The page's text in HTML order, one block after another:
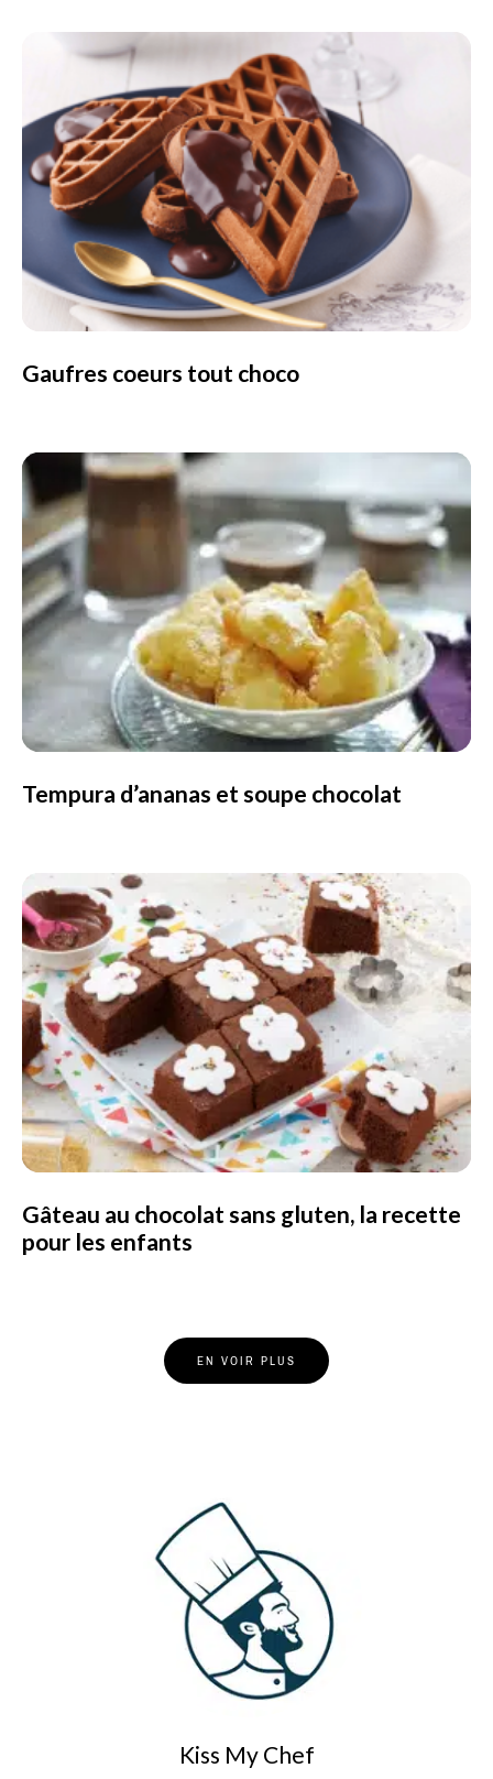
Gaufres coeurs tout choco
Tempura d’ananas et soupe chocolat
Gâteau au chocolat sans gluten, la recette
pour les enfants
EN VOIR PLUS
Kiss My Chef